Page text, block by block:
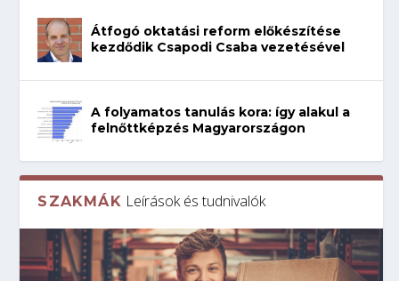
Átfogó oktatási reform előkészítése
kezdődik Csapodi Csaba vezetésével
A folyamatos tanulás kora: így alakul a
felnőttképzés Magyarországon
SZAKMÁK Leírások és tudnivalók